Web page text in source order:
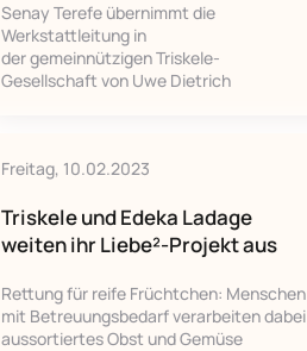
Senay Terefe übernimmt die
Werkstattleitung in
der gemeinnützigen Triskele-
Gesellschaft von Uwe Dietrich
Freitag, 10.02.2023
Triskele und Edeka Ladage
weiten ihr Liebe²-Projekt aus
Rettung für reife Früchtchen: Menschen
mit Betreuungsbedarf verarbeiten dabei
aussortiertes Obst und Gemüse